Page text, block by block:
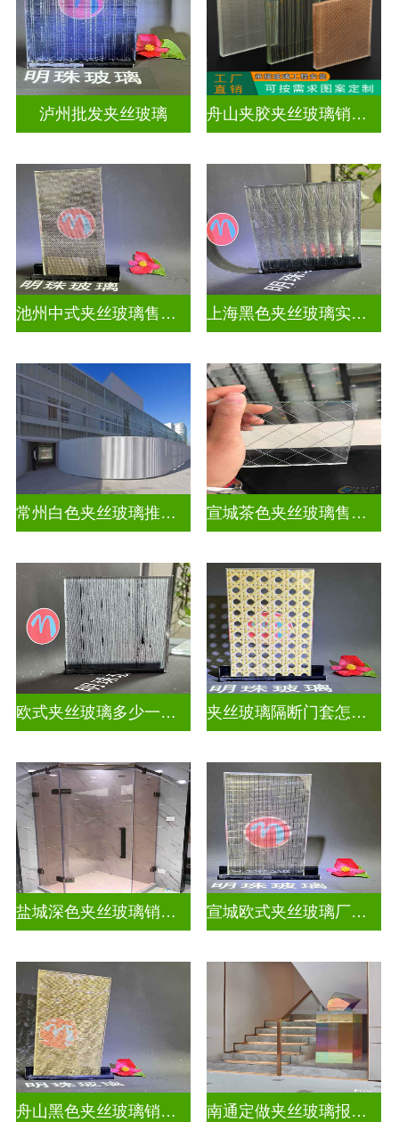
泸州批发夹丝玻璃 舟山夹胶夹丝玻璃销售店
池州中式夹丝玻璃售价多少 上海黑色夹丝玻璃实体工厂
常州白色夹丝玻璃推荐货源 宣城茶色夹丝玻璃售价多少钱
欧式夹丝玻璃多少一平米 夹丝玻璃隔断门套怎么安装
盐城深色夹丝玻璃销售招聘 宣城欧式夹丝玻璃厂家在哪里
舟山黑色夹丝玻璃销售店 南通定做夹丝玻璃报价表